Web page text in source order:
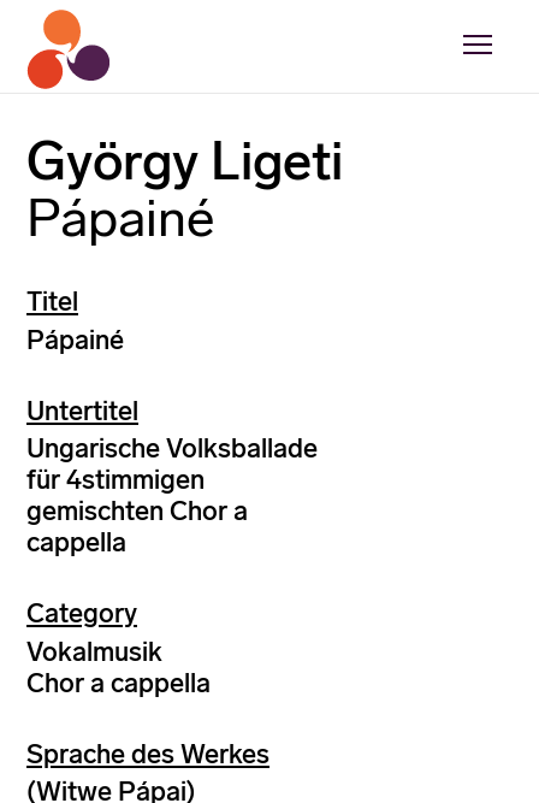
György Ligeti
Pápainé
Titel
Pápainé
Untertitel
Ungarische Volksballade
für 4stimmigen
gemischten Chor a
cappella
Category
Vokalmusik
Chor a cappella
Sprache des Werkes
(Witwe Pápai)